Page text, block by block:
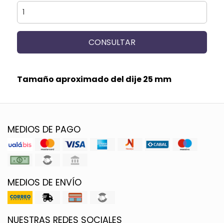
CONSULTAR
Tamaño aproximado del dije 25 mm
MEDIOS DE PAGO
MEDIOS DE ENVÍO
NUESTRAS REDES SOCIALES